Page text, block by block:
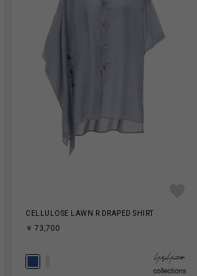
CELLULOSE LAWN R DRAPED SHIRT
￥ 73,700